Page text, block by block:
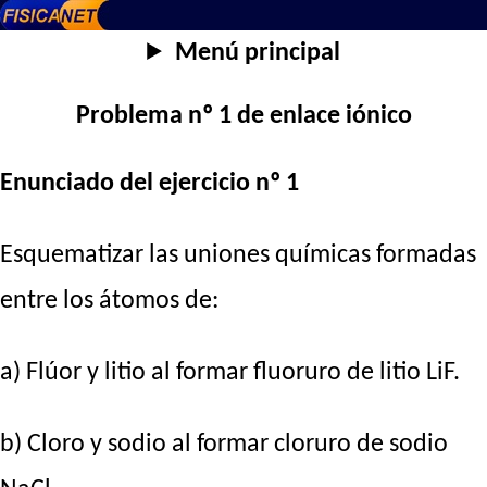
Menú principal
Problema nº 1 de enlace iónico
Enunciado del ejercicio nº 1
Esquematizar las uniones químicas formadas
entre los átomos de:
a) Flúor y litio al formar fluoruro de litio LiF.
b) Cloro y sodio al formar cloruro de sodio